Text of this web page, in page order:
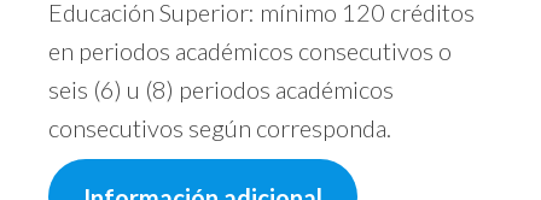
Educación Superior: mínimo 120 créditos
en periodos académicos consecutivos o
seis (6) u (8) periodos académicos
consecutivos según corresponda.